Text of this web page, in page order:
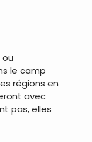
le camp
régions en
avec
pas, elles